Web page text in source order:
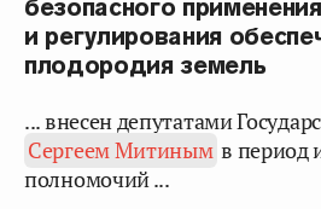
безопасного
и регулирования
плодородия земель
... внесен депутатами
Сергеем Митиным в период
полномочий ...